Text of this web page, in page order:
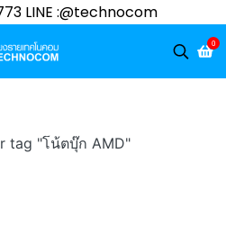
LINE :@technocom
0
tag "โน้ตบุ๊ก AMD"